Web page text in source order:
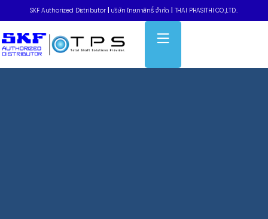
SKF Authorized Distributor บริษัท ไทยภาสิทธิ์ จำกัด THAI PHASITHI CO.,LTD..
Home » เฟืองโซ่ – ANSI